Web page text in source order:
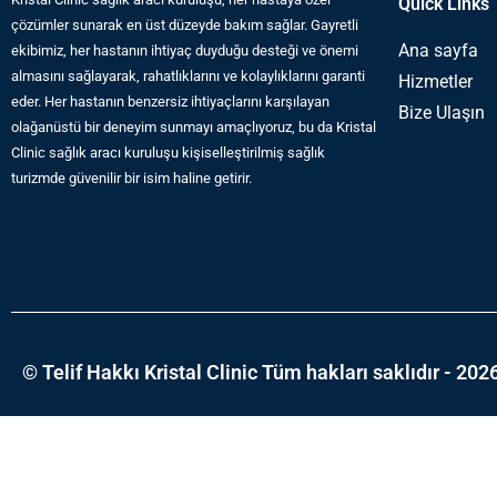
çözümler sunarak en üst düzeyde bakım sağlar. Gayretli
ekibimiz, her hastanın ihtiyaç duyduğu desteği ve önemi
almasını sağlayarak, rahatlıklarını ve kolaylıklarını garanti
eder. Her hastanın benzersiz ihtiyaçlarını karşılayan
olağanüstü bir deneyim sunmayı amaçlıyoruz, bu da Kristal
Clinic sağlık aracı kuruluşu kişiselleştirilmiş sağlık
turizmde güvenilir bir isim haline getirir.
Ana sayfa
Hizmetler
Bize Ulaşın
© Telif Hakkı Kristal Clinic Tüm hakları saklıdır -